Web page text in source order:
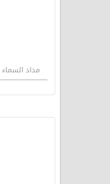
مداد السماء 539 - الشهيد محمد قاسم طحان